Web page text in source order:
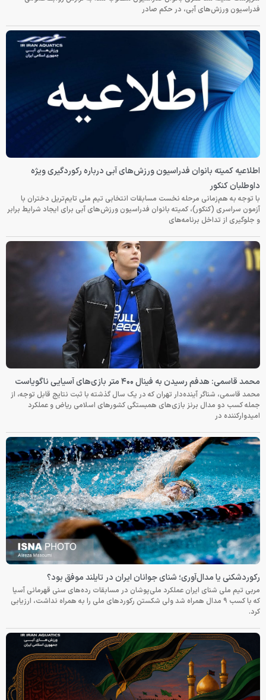
فدراسیون ورزش‌های آبی، در حکم صادر
اطلاعیه کمیته بانوان فدراسیون ورزش‌های آبی درباره رکوردگیری ویژه
داوطلبان کنکور
با توجه به هم‌زمانی مرحله نخست مسابقات انتخابی تیم ملی تایم‌تریل دختران با
آزمون سراسری (کنکور)، کمیته بانوان فدراسیون ورزش‌های آبی برای ایجاد شرایط برابر
و جلوگیری از تداخل برنامه‌های
محمد قاسمی: هدفم رسیدن به فینال ۴۰۰ متر بازی‌های آسیایی ناگویاست
محمد قاسمی، شناگر آینده‌دار تهران که در یک سال گذشته با ثبت نتایج قابل توجه، از
جمله کسب دو مدال برنز بازی‌های همبستگی کشورهای اسلامی ریاض و عملکرد
امیدوارکننده در
رکوردشکنی یا مدال‌آوری؛ شنای جوانان ایران در تایلند موفق بود؟
مربی تیم ملی شنای ایران عملکرد ملی‌پوشان در مسابقات رده‌های سنی قهرمانی آسیا
که با کسب ۹ مدال همراه شد ولی شکستن رکوردهای ملی را به همراه نداشت، ارزیابی
کرد.